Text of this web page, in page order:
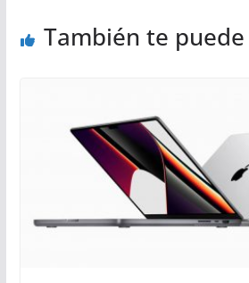
También te